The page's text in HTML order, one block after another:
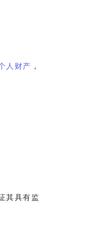
人财产 ，
其具有监